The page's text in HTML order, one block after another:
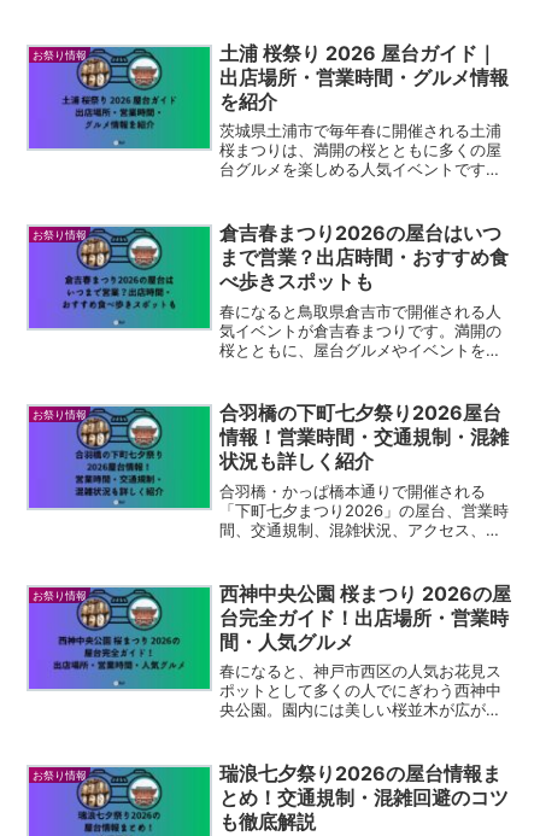
お祭り情報
土浦 桜祭り 2026 屋台ガイド｜
出店場所・営業時間・グルメ情報
を紹介
茨城県土浦市で毎年春に開催される土浦
桜まつりは、満開の桜とともに多くの屋
台グルメを楽しめる人気イベントです。
び、焼きそばやたこ焼き、からあげなど
の定番屋台グルメから、地...
お祭り情報
倉吉春まつり2026の屋台はいつ
まで営業？出店時間・おすすめ食
べ歩きスポットも
春になると鳥取県倉吉市で開催される人
気イベントが倉吉春まつりです。満開の
桜とともに、屋台グルメやイベントを楽
の楽しみのひとつが、会場周辺に並ぶた
くさんの屋台や出店グルメ...
お祭り情報
合羽橋の下町七夕祭り2026屋台
情報！営業時間・交通規制・混雑
状況も詳しく紹介
合羽橋・かっぱ橋本通りで開催される
「下町七夕まつり2026」の屋台、営業時
間、交通規制、混雑状況、アクセス、周
ます。
お祭り情報
西神中央公園 桜まつり 2026の屋
台完全ガイド！出店場所・営業時
間・人気グルメ
春になると、神戸市西区の人気お花見ス
ポットとして多くの人でにぎわう西神中
央公園。園内には美しい桜並木が広が
そして桜の見頃にあわせて開催されるの
が、グルメやイベントも楽し...
お祭り情報
瑞浪七夕祭り2026の屋台情報ま
とめ！交通規制・混雑回避のコツ
も徹底解説